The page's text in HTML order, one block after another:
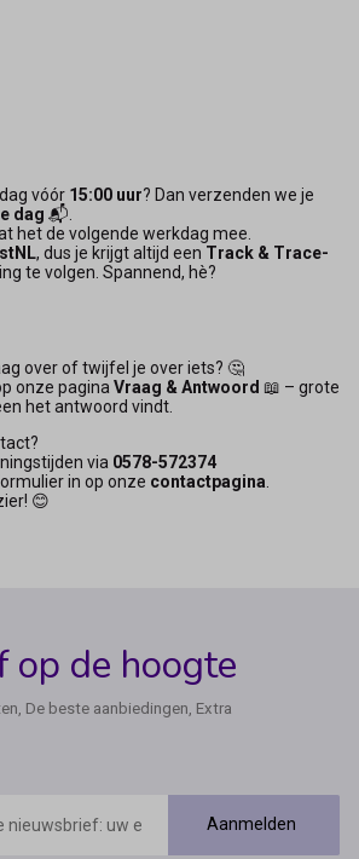
vóór 15:00 uur? Dan verzenden we je
dag 📬.
het de volgende werkdag mee.
, dus je krijgt altijd een Track & Trace-
te volgen. Spannend, hè?
over of twijfel je over iets? 🤔
onze pagina Vraag & Antwoord 📖 – grote
het antwoord vindt.
via 0578-572374
in op onze contactpagina
😊
op de hoogte
De beste aanbiedingen, Extra
Aanmelden